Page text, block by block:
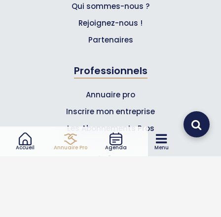
Accueil Annuaire Pro Agenda Menu
Qui sommes-nous ?
Rejoignez-nous !
Partenaires
Professionnels
Annuaire pro
Inscrire mon entreprise
Les Abonnements Pros